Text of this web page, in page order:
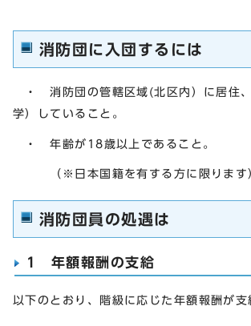
消防団に入団するには
・ 消防団の管轄区域(北区内）に居住
学）していること。
・ 年齢が18歳以上であること。
（※日本国籍を有する方に限ります
消防団員の処遇は
1 年額報酬の支給
以下のとおり、階級に応じた年額報酬が支